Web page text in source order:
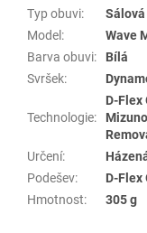
Typ obuvi:
Sálová
Model :
Wave
Barva obuvi:
Bílá
Svršek:
Technologie:
D-Flex
Určení:
Podešev:
D-Flex
Hmotnost: 305 g